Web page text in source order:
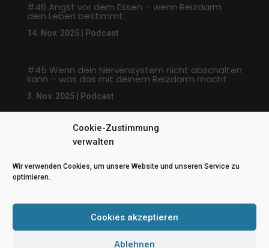
Cookie-Zustimmung
verwalten
Wir verwenden Cookies, um unsere Website und unseren Service zu
optimieren.
Cookies akzeptieren
Ablehnen
#46 Angst vor dem Essen – wenn Reizdarm
dein Leben bestimmt
14. Nov. 2025| Podcast
#45 Wenn dein Nervensystem nicht abschalten
kann – was das mit deinem Reizdarm macht
3. Nov. 2025| Podcast
© Erfolg durch Hypnose | Melanie Dehnbostel 2025